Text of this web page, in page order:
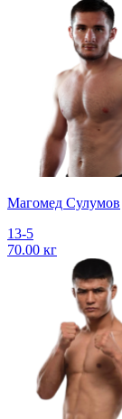
Магомед Сулумов
13-5
70.00 кг